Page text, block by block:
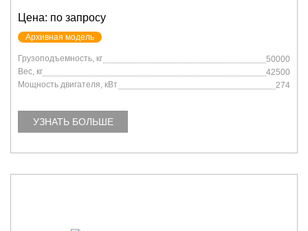
Цена: по запросу
Архивная модель
Грузоподъемность, кг
50000
Вес, кг
42500
Мощность двигателя, кВт
274
УЗНАТЬ БОЛЬШЕ